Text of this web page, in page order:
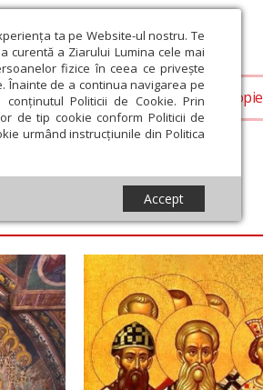
ta pe Website-ul nostru. Te
curentă a Ziarului Lumina cele mai
fizice în ceea ce privește
Înainte de a continua navigarea pe
Politicii de Cookie. Prin
de tip cookie conform Politicii de
urmând instrucțiunile din Politica
Accept
Societate Opinii Filantropie